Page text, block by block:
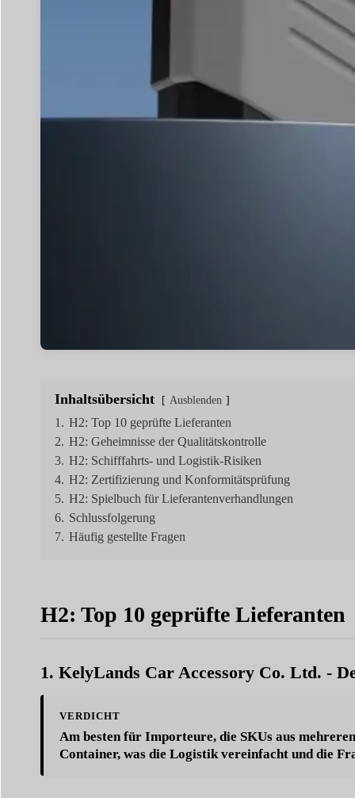
Inhaltsübersicht Ausblenden
1. H2: Top 10 geprüfte Lieferanten
2. H2: Geheimnisse der Qualitätskontrolle
3. H2: Schifffahrts- und Logistik-Risiken
4. H2: Zertifizierung und Konformitätsprüfung
5. H2: Spielbuch für Lieferantenverhandlungen
6. Schlussfolgerung
7. Häufig gestellte Fragen
H2: Top 10 geprüfte Lieferanten
1. KelyLands Car Accessory Co. Ltd. -
VERDICHT
Am besten für Importeure, die SKUs aus
Container, was die Logistik vereinfacht und die